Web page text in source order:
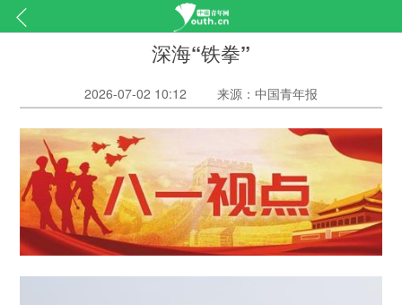
深海“铁拳”
2026-07-02 10:12 来源：中国青年报